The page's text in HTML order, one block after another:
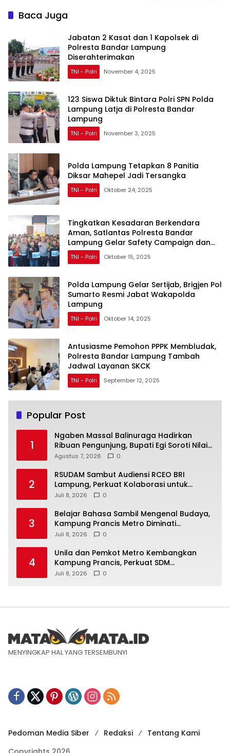
Baca Juga
Jabatan 2 Kasat dan 1 Kapolsek di
Polresta Bandar Lampung
Diserahterimakan
TNI - Polri November 4, 2025
123 Siswa Diktuk Bintara Polri SPN Polda
Lampung Latja di Polresta Bandar
Lampung
TNI - Polri November 3, 2025
Polda Lampung Tetapkan 8 Panitia
Diksar Mahepel Jadi Tersangka
TNI - Polri Oktober 24, 2025
Tingkatkan Kesadaran Berkendara
Aman, Satlantas Polresta Bandar
Lampung Gelar Safety Campaign dan
Safety Riding
TNI - Polri Oktober 15, 2025
Polda Lampung Gelar Sertijab, Brigjen Pol
Sumarto Resmi Jabat Wakapolda
Lampung
TNI - Polri Oktober 14, 2025
Antusiasme Pemohon PPPK Membludak,
Polresta Bandar Lampung Tambah
Jadwal Layanan SKCK
TNI - Polri September 12, 2025
Popular Post
1
Ngaben Massal Balinuraga Hadirkan
Ribuan Pengunjung, Bupati Egi Soroti Nilai
Budaya dan Gotong Royong
Agustus 7, 2026 0
2
RSUDAM Sambut Audiensi RCEO BRI
Lampung, Perkuat Kolaborasi untuk
Pengembangan Layanan dan SDM
Juli 8, 2026 0
3
Belajar Bahasa Sambil Mengenal Budaya,
Kampung Prancis Metro Diminati
Masyarakat
Juli 8, 2026 0
4
Unila dan Pemkot Metro Kembangkan
Kampung Prancis, Perkuat SDM
Berwawasan Internasional
Juli 8, 2026 0
MENYINGKAP HAL YANG TERSEMBUNYI
Pedoman Media Siber Redaksi
Tentang Kami